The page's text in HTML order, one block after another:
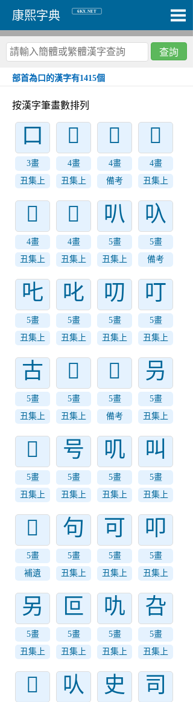
康熙字典 6KX.NET
查詢
部首為口的漢字有1415個
按漢字筆畫數排列
口
3畫
丑集上
𠮚
4畫
丑集上
𠮞
4畫
備考
𠮜
4畫
丑集上
𠮙
4畫
丑集上
𠮛
4畫
丑集上
叭
5畫
丑集上
叺
5畫
備考
𠮟
5畫
丑集上
叱
5畫
丑集上
叨
5畫
丑集上
叮
5畫
丑集上
古
5畫
丑集上
𠮠
5畫
丑集上
𠙼
5畫
備考
叧
5畫
丑集上
𠮤
5畫
丑集上
号
5畫
丑集上
叽
5畫
丑集上
叫
5畫
丑集上
𠮪
5畫
補遺
句
5畫
丑集上
可
5畫
丑集上
叩
5畫
丑集上
另
5畫
丑集上
叵
5畫
丑集上
㕤
5畫
丑集上
叴
5畫
丑集上
𠮣 㕥 史 司